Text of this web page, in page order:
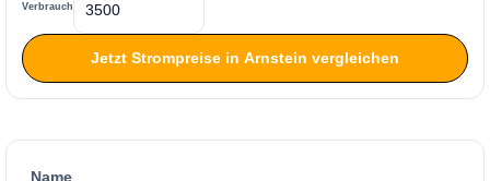
Verbrauch
Jetzt Strompreise in Arnstein vergleichen
Name